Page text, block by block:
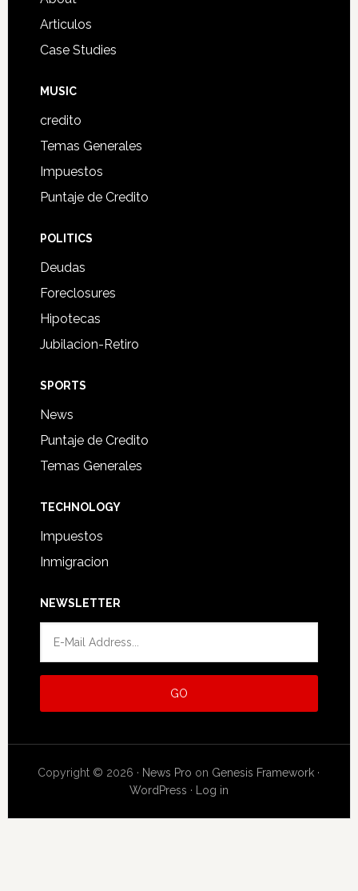
Articulos
Case Studies
MUSIC
credito
Temas Generales
Impuestos
Puntaje de Credito
POLITICS
Deudas
Foreclosures
Hipotecas
Jubilacion-Retiro
SPORTS
News
Puntaje de Credito
Temas Generales
TECHNOLOGY
Impuestos
Inmigracion
NEWSLETTER
Copyright © 2026 · News Pro on Genesis Framework ·
WordPress · Log in